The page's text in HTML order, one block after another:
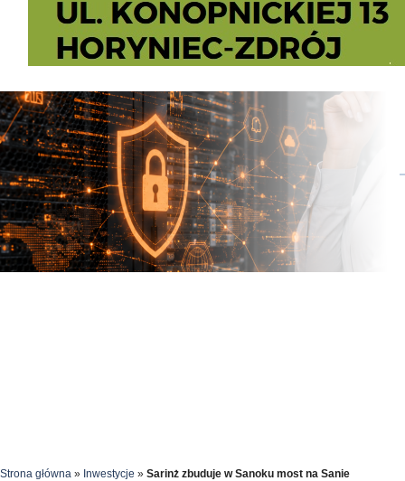
Strona główna » Inwestycje » Sarinż zbuduje w Sanoku most na Sanie